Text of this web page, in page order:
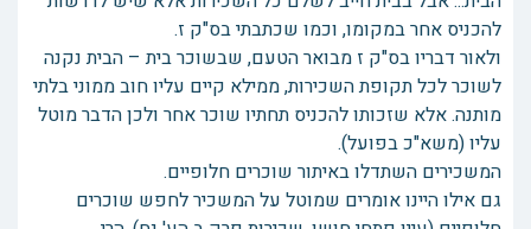
להכניס אחר במקומו, וכמו שכתבתי בס"ק ז.
ולאור דבריו בס"ק ז מבואר הטעם, שבשוכר בית – הבית נקנה
לשוכר לכל תקופת השכירות, ממילא קיים עליו חוב ממוני בלתי
מותנה. אלא שזכותו להכניס תחתיו שוכר אחר ולכן הדבר מוטל
עליו (משא"כ בפועל).
המשכירים השתדלו באיתור שוכרים חלופיים.
גם אילו היינו אומרים שמוטל על המשכיר לחפש שוכרים